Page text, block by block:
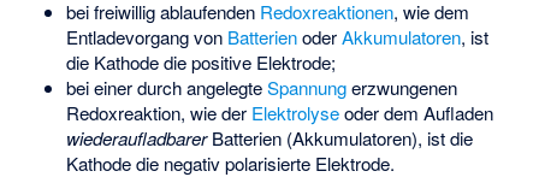
bei freiwillig ablaufenden Redoxreaktionen, wie dem
Entladevorgang von BatterienoderAkkumulatoren, ist
die Kathode die positive Elektrode;
bei einer durch angelegteSpannungerzwungenen
Redoxreaktion, wie der Elektrolyseoder dem Aufladen
wiederaufladbarerBatterien (Akkumulatoren), ist die
Kathode die negativ polarisierte Elektrode.